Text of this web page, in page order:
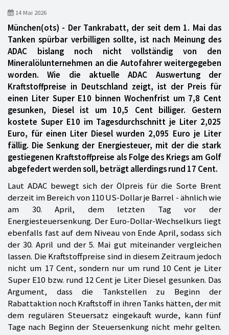
14 Mai 2026
München(ots) - Der Tankrabatt, der seit dem 1. Mai das
Tanken spürbar verbilligen sollte, ist nach Meinung des
ADAC bislang noch nicht vollständig von den
Mineralölunternehmen an die Autofahrer weitergegeben
worden. Wie die aktuelle ADAC Auswertung der
Kraftstoffpreise in Deutschland zeigt, ist der Preis für
einen Liter Super E10 binnen Wochenfrist um 7,8 Cent
gesunken, Diesel ist um 10,5 Cent billiger. Gestern
kostete Super E10 im Tagesdurchschnitt je Liter 2,025
Euro, für einen Liter Diesel wurden 2,095 Euro je Liter
fällig. Die Senkung der Energiesteuer, mit der die stark
gestiegenen Kraftstoffpreise als Folge des Kriegs am Golf
abgefedert werden soll, beträgt allerdings rund 17 Cent.
Laut ADAC bewegt sich der Ölpreis für die Sorte Brent
derzeit im Bereich von 110 US-Dollar je Barrel - ähnlich wie
am 30. April, dem letzten Tag vor der
Energiesteuersenkung. Der Euro-Dollar-Wechselkurs liegt
ebenfalls fast auf dem Niveau von Ende April, sodass sich
der 30. April und der 5. Mai gut miteinander vergleichen
lassen. Die Kraftstoffpreise sind in diesem Zeitraum jedoch
nicht um 17 Cent, sondern nur um rund 10 Cent je Liter
Super E10 bzw. rund 12 Cent je Liter Diesel gesunken. Das
Argument, dass die Tankstellen zu Beginn der
Rabattaktion noch Kraftstoff in ihren Tanks hätten, der mit
dem regulären Steuersatz eingekauft wurde, kann fünf
Tage nach Beginn der Steuersenkung nicht mehr gelten.